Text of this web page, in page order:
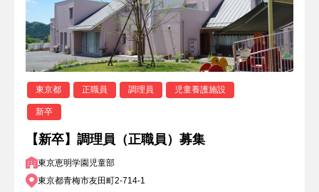
東京都 正職員 調理員 児童養護施設
新卒
【新卒】調理員（正職員）募集
東京恵明学園児童部
東京都青梅市友田町2-714-1